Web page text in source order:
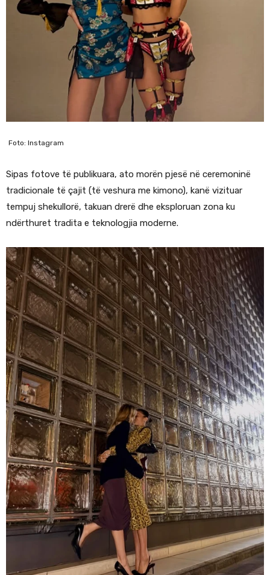
Foto: Instagram
Sipas fotove të publikuara, ato morën pjesë në ceremoninë
tradicionale të çajit (të veshura me kimono), kanë vizituar
tempuj shekullorë, takuan drerë dhe eksploruan zona ku
ndërthuret tradita e teknologjia moderne.